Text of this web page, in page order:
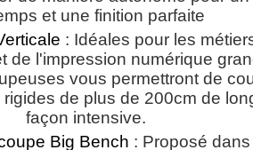
et une finition parfaite
: Idéales pour les
de l'impression numérique
vous permettront de
de plus de 200cm de
façon intensive.
Big Bench : Proposé